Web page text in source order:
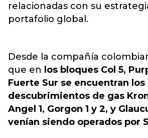
relacionadas con su
portafolio global .
Desde la compañía
que en los bloques Col 5,
Fuerte Sur se encuentran los
descubrimientos de gas
Angel 1, Gorgon 1 y 2, y
venían siendo operados por